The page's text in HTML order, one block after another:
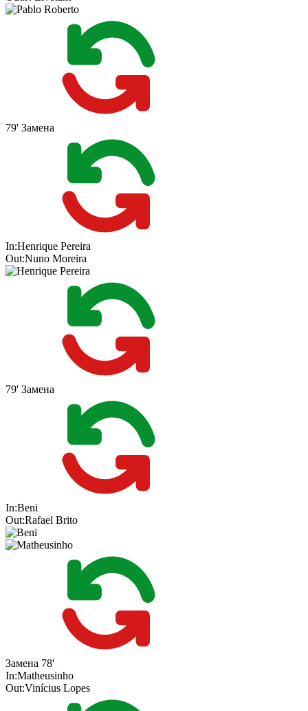
79' Замена
In:Henrique Pereira
Out:Nuno Moreira
79' Замена
In:Beni
Out:Rafael Brito
Замена 78'
In:Matheusinho
Out:Vinícius Lopes